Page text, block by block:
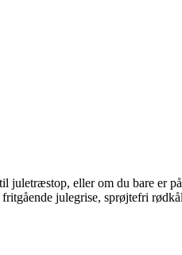
juletræstop, eller om du bare er
julegrise, sprøjtefri